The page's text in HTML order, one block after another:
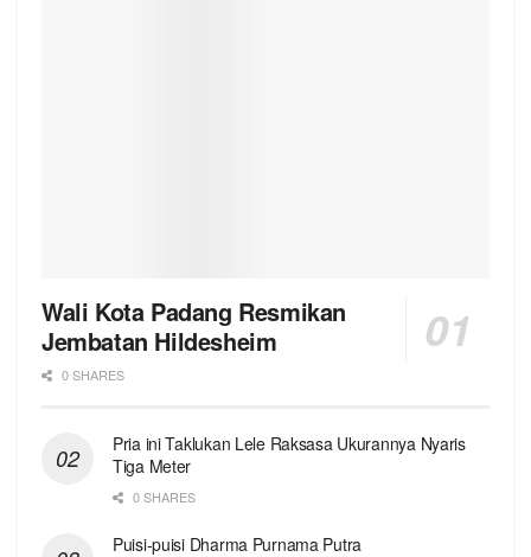
Wali Kota Padang Resmikan
Jembatan Hildesheim
0 SHARES
Pria ini Taklukan Lele Raksasa Ukurannya Nyaris
Tiga Meter
0 SHARES
Puisi-puisi Dharma Purnama Putra